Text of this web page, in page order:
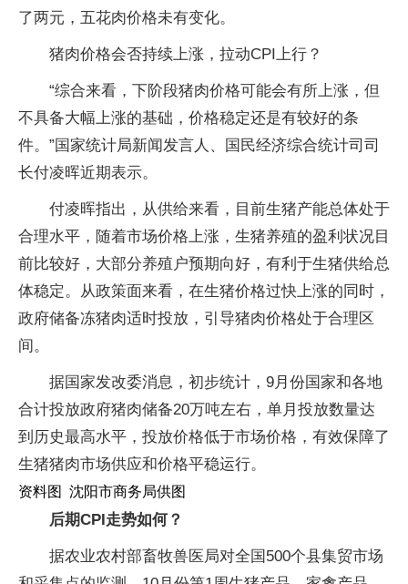
了两元，五花肉价格未有变化。
猪肉价格会否持续上涨，拉动CPI上行？
“综合来看，下阶段猪肉价格可能会有所上涨，但
不具备大幅上涨的基础，价格稳定还是有较好的条
件。”国家统计局新闻发言人、国民经济综合统计司司
长付凌晖近期表示。
付凌晖指出，从供给来看，目前生猪产能总体处于
合理水平，随着市场价格上涨，生猪养殖的盈利状况目
前比较好，大部分养殖户预期向好，有利于生猪供给总
体稳定。从政策面来看，在生猪价格过快上涨的同时，
政府储备冻猪肉适时投放，引导猪肉价格处于合理区
间。
据国家发改委消息，初步统计，9月份国家和各地
合计投放政府猪肉储备20万吨左右，单月投放数量达
到历史最高水平，投放价格低于市场价格，有效保障了
生猪猪肉市场供应和价格平稳运行。
资料图 沈阳市商务局供图
后期CPI走势如何？
据农业农村部畜牧兽医局对全国500个县集贸市场